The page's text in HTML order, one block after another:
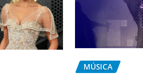
MÚSICA